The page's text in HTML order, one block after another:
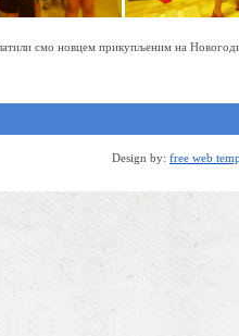
смо новцем прикупљеним на
Design by: free web